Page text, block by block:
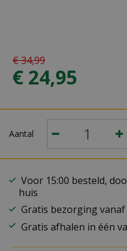
€34,99
€ 24,95
Aantal
Voor 15:00 besteld,
huis
Gratis bezorging vanaf
Gratis afhalen in één